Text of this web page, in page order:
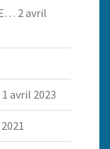
2 avril
1 avril 2023